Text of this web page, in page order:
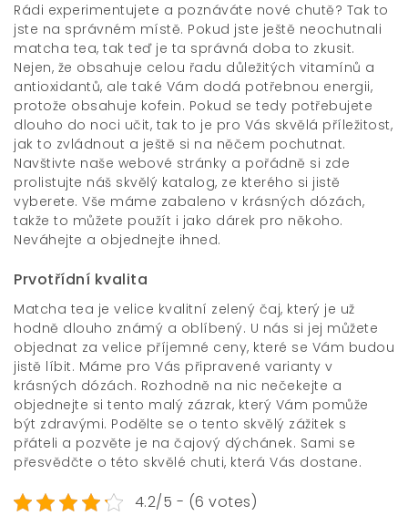
Rádi experimentujete a poznáváte nové chutě? Tak to
jste na správném místě. Pokud jste ještě neochutnali
matcha tea, tak teď je ta správná doba to zkusit.
Nejen, že obsahuje celou řadu důležitých vitamínů a
antioxidantů, ale také Vám dodá potřebnou energii,
protože obsahuje kofein. Pokud se tedy potřebujete
dlouho do noci učit, tak to je pro Vás skvělá příležitost,
jak to zvládnout a ještě si na něčem pochutnat.
Navštivte naše webové stránky a pořádně si zde
prolistujte náš skvělý katalog, ze kterého si jistě
vyberete. Vše máme zabaleno v krásných dózách,
takže to můžete použít i jako dárek pro někoho.
Neváhejte a objednejte ihned.
Prvotřídní kvalita
Matcha tea je velice kvalitní zelený čaj, který je už
hodně dlouho známý a oblíbený. U nás si jej můžete
objednat za velice příjemné ceny, které se Vám budou
jistě líbit. Máme pro Vás připravené varianty v
krásných dózách. Rozhodně na nic nečekejte a
objednejte si tento malý zázrak, který Vám pomůže
být zdravými. Podělte se o tento skvělý zážitek s
přáteli a pozvěte je na čajový dýchánek. Sami se
přesvědčte o této skvělé chuti, která Vás dostane.
4.2/5 - (6 votes)